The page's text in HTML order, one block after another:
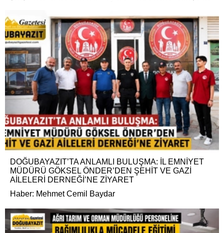
DOĞUBAYAZIT’TA ANLAMLI BULUŞMA: İL EMNİYET
MÜDÜRÜ GÖKSEL ÖNDER’DEN ŞEHİT VE GAZİ
AİLELERİ DERNEĞİ’NE ZİYARET
Haber: Mehmet Cemil Baydar